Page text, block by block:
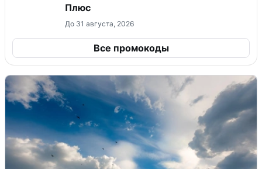
Плюс
До 31 августа, 2026
Все промокоды